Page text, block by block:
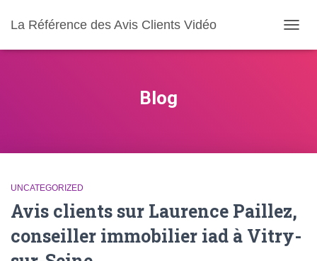
La Référence des Avis Clients Vidéo
LA
Blog
UNCATEGORIZED
Avis clients sur Laurence Paillez,
conseiller immobilier iad à Vitry-